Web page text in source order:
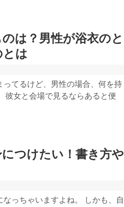
は？男性が浴衣のと
は
てるけど、男性の場合、何を持
彼女と会場で見るならあると便
つけたい！書き方や
っちゃいますよね。 しかも、自